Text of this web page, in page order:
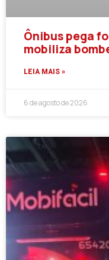
Ônibus pega
mobiliza
LEIA MAIS »
6 de agosto de 2026